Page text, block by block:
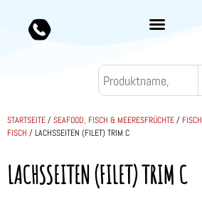
STARTSEITE/SEAFOOD, FISCH & MEERESFRÜCHTE/ FISCH
FISCH / LACHSSEITEN (FILET) TRIM C
LACHSSEITEN (FILET) TRIM C